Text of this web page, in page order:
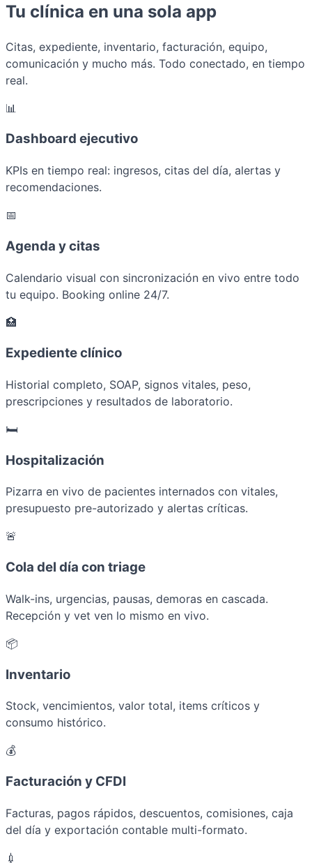
Tu clínica en una sola app
Citas, expediente, inventario, facturación, equipo,
comunicación y mucho más. Todo conectado, en tiempo
real.
📊
Dashboard ejecutivo
KPIs en tiempo real: ingresos, citas del día, alertas y
recomendaciones.
📅
Agenda y citas
Calendario visual con sincronización en vivo entre todo
tu equipo. Booking online 24/7.
🏥
Expediente clínico
Historial completo, SOAP, signos vitales, peso,
prescripciones y resultados de laboratorio.
🛏️
Hospitalización
Pizarra en vivo de pacientes internados con vitales,
presupuesto pre-autorizado y alertas críticas.
🚨
Cola del día con triage
Walk-ins, urgencias, pausas, demoras en cascada.
Recepción y vet ven lo mismo en vivo.
📦
Inventario
Stock, vencimientos, valor total, items críticos y
consumo histórico.
💰
Facturación y CFDI
Facturas, pagos rápidos, descuentos, comisiones, caja
del día y exportación contable multi-formato.
💉